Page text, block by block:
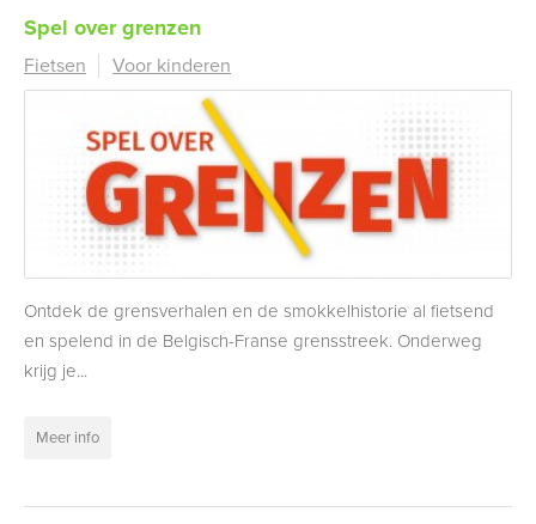
Spel over grenzen
Fietsen Voor kinderen
Ontdek de grensverhalen en de smokkelhistorie al fietsend
en spelend in de Belgisch-Franse grensstreek. Onderweg
krijg je...
Meer info